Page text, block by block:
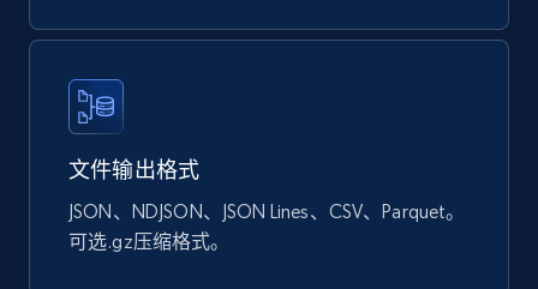
Sephora products
URL, ID, Name, Sku, In stock, Regular price,
Actual price, Unit price, and more.
文件输出格式
JSON、NDJSON、JSON Lines、CSV、Parquet。
可选.gz压缩格式。